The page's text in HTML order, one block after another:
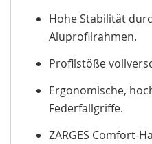
Hohe Stabilität
Aluprofilrahmen.
Profilstöße
Ergonomische,
Federfallgriffe.
ZARGES Comfort-